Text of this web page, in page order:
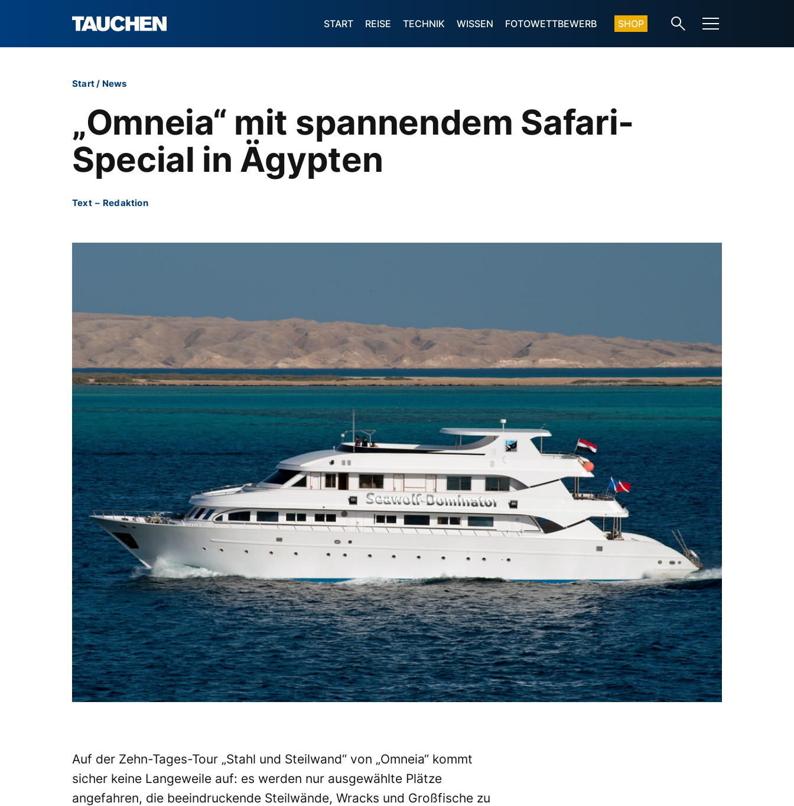
START REISE TECHNIK WISSEN FOTOWETTBEWERB SHOP
Start/ News
„Omneia“ mit spannendem Safari-
Special in Ägypten
Text – Redaktion
Auf der Zehn-Tages-Tour „Stahl und Steilwand“ von „Omneia“ kommt
sicher keine Langeweile auf: es werden nur ausgewählte Plätze
angefahren, die beeindruckende Steilwände, Wracks und Großfische zu